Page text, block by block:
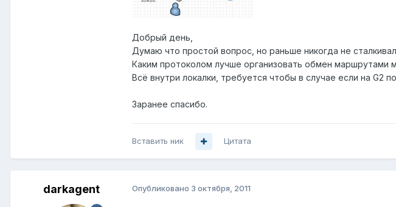
Добрый день,
Думаю что простой вопрос, но раньше никогда не
Каким протоколом лучше организовать обмен маршрутами
Всё внутри локалки, требуется чтобы в случае если на G2
Заранее спасибо.
Вставить ник Цитата
darkagent Опубликовано 3 октября, 2011